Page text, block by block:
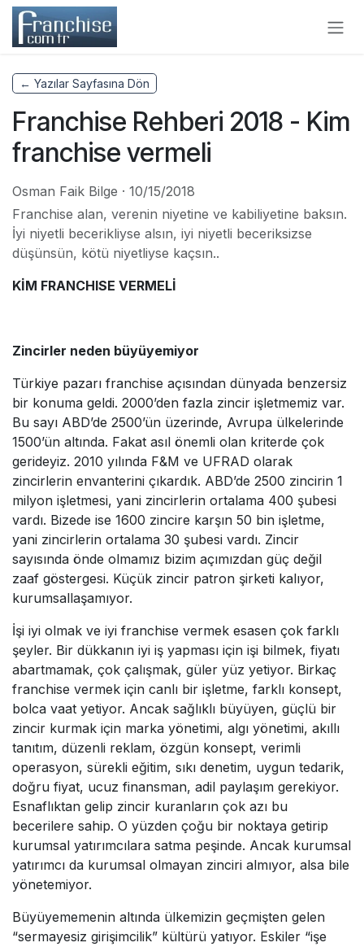
Skip to Content
← Yazılar Sayfasına Dön
Franchise Rehberi 2018 - Kim
franchise vermeli
Osman Faik Bilge · 10/15/2018
Franchise alan, verenin niyetine ve kabiliyetine baksın.
İyi niyetli becerikliyse alsın, iyi niyetli beceriksizse
düşünsün, kötü niyetliyse kaçsın..
KİM FRANCHISE VERMELİ
Zincirler neden büyüyemiyor
Türkiye pazarı franchise açısından dünyada benzersiz
bir konuma geldi. 2000’den fazla zincir işletmemiz var.
Bu sayı ABD’de 2500’ün üzerinde, Avrupa ülkelerinde
1500’ün altında. Fakat asıl önemli olan kriterde çok
gerideyiz. 2010 yılında F&M ve UFRAD olarak
zincirlerin envanterini çıkardık. ABD’de 2500 zincirin 1
milyon işletmesi, yani zincirlerin ortalama 400 şubesi
vardı. Bizede ise 1600 zincire karşın 50 bin işletme,
yani zincirlerin ortalama 30 şubesi vardı. Zincir
sayısında önde olmamız bizim açımızdan güç değil
zaaf göstergesi. Küçük zincir patron şirketi kalıyor,
kurumsallaşamıyor.
İşi iyi olmak ve iyi franchise vermek esasen çok farklı
şeyler. Bir dükkanın iyi iş yapması için işi bilmek, fiyatı
abartmamak, çok çalışmak, güler yüz yetiyor. Birkaç
franchise vermek için canlı bir işletme, farklı konsept,
bolca vaat yetiyor. Ancak sağlıklı büyüyen, güçlü bir
zincir kurmak için marka yönetimi, algı yönetimi, akıllı
tanıtım, düzenli reklam, özgün konsept, verimli
operasyon, sürekli eğitim, sıkı denetim, uygun tedarik,
doğru fiyat, ucuz finansman, adil paylaşım gerekiyor.
Esnaflıktan gelip zincir kuranların çok azı bu
becerilere sahip. O yüzden çoğu bir noktaya getirip
kurumsal yatırımcılara satma peşinde. Ancak kurumsal
yatırımcı da kurumsal olmayan zinciri almıyor, alsa bile
yönetemiyor.
Büyüyememenin altında ülkemizin geçmişten gelen
“sermayesiz girişimcilik” kültürü yatıyor. Eskiler “işe